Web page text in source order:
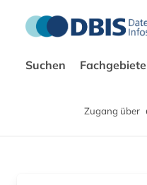
Suchen Fachgebiete
Zugang über